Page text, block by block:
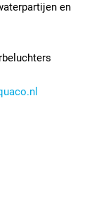
en